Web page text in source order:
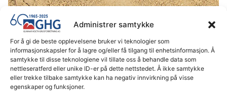
Administrer samtykke
For å gi de beste opplevelsene bruker vi teknologier som
informasjonskapsler for å lagre og/eller få tilgang til enhetsinformasjon. Å
samtykke til disse teknologiene vil tillate oss å behandle data som
nettleseratferd eller unike ID-er på dette nettstedet. Å ikke samtykke
eller trekke tilbake samtykke kan ha negativ innvirkning på visse
egenskaper og funksjoner.
Rygge